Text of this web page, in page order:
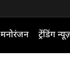
मनोरंजन ट्रेंडिंग